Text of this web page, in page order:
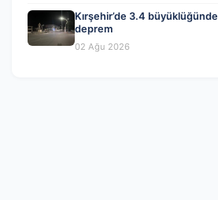
Kırşehir’de 3.4 büyüklüğünde
deprem
02 Ağu 2026